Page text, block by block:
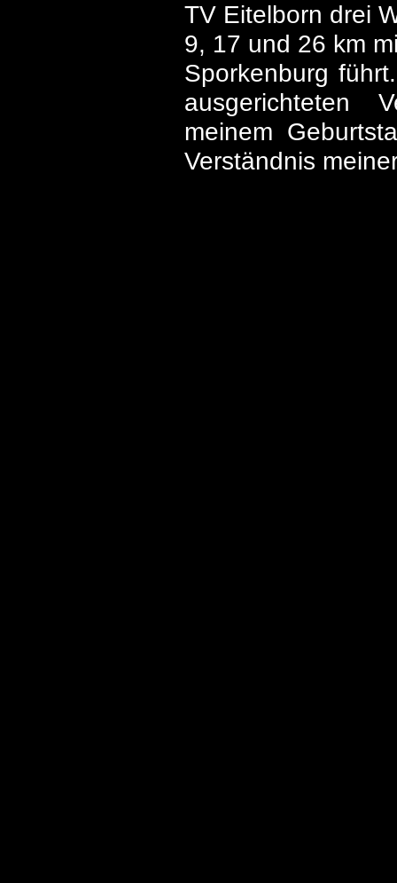
TV Eitelborn drei
9, 17 und 26 km
Sporkenburg
ausgerichteten
meinem
Verständnis